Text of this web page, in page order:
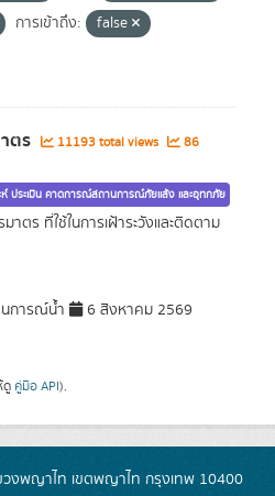
การเข้าถึง:
false
ตร 11193 total views
86
ห์ ประเมิน คาดการณ์สถานการณ์ภัยแล้ง และอุทกภัย
ตร ที่ใช้ในการเฝ้าระวังและติดตาม
นการณ์น้ำ 6 สิงหาคม 2569
ดู คู่มือ API).
งพญาไท เขตพญาไท กรุงเทพ 10400